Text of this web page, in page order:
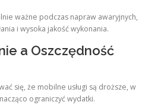
ważne podczas napraw awaryjnych,
i wysoka jakość wykonania.
a Oszczędność
się, że mobilne usługi są droższe, w
ograniczyć wydatki.